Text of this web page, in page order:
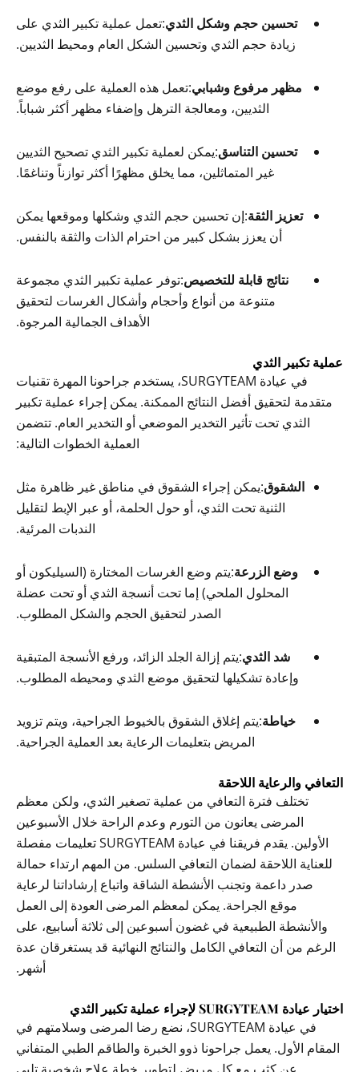
تحسين حجم وشكل الثدي:تعمل عملية تكبير الثدي على
زيادة حجم الثدي وتحسين الشكل العام ومحيط الثديين.
مظهر مرفوع وشبابي:تعمل هذه العملية على رفع موضع
الثديين، ومعالجة الترهل وإضفاء مظهر أكثر شباباً.
تحسين التناسق:يمكن لعملية تكبير الثدي تصحيح الثديين
غير المتماثلين، مما يخلق مظهرًا أكثر توازناً وتناغمًا.
تعزيز الثقة:إن تحسين حجم الثدي وشكلها وموقعها يمكن
أن يعزز بشكل كبير من احترام الذات والثقة بالنفس.
نتائج قابلة للتخصيص:توفر عملية تكبير الثدي مجموعة
متنوعة من أنواع وأحجام وأشكال الغرسات لتحقيق
الأهداف الجمالية المرجوة.
عملية تكبير الثدي
في عيادة SURGYTEAM، يستخدم جراحونا المهرة تقنيات
متقدمة لتحقيق أفضل النتائج الممكنة. يمكن إجراء عملية تكبير
الثدي تحت تأثير التخدير الموضعي أو التخدير العام. تتضمن
العملية الخطوات التالية:
الشقوق:يمكن إجراء الشقوق في مناطق غير ظاهرة مثل
الثنية تحت الثدي، أو حول الحلمة، أو عبر الإبط لتقليل
الندبات المرئية.
وضع الزرعة:يتم وضع الغرسات المختارة (السيليكون أو
المحلول الملحي) إما تحت أنسجة الثدي أو تحت عضلة
الصدر لتحقيق الحجم والشكل المطلوب.
شد الثدي:يتم إزالة الجلد الزائد، ورفع الأنسجة المتبقية
وإعادة تشكيلها لتحقيق موضع الثدي ومحيطه المطلوب.
خياطة:يتم إغلاق الشقوق بالخيوط الجراحية، ويتم تزويد
المريض بتعليمات الرعاية بعد العملية الجراحية.
التعافي والرعاية اللاحقة
تختلف فترة التعافي من عملية تصغير الثدي، ولكن معظم
المرضى يعانون من التورم وعدم الراحة خلال الأسبوعين
الأولين. يقدم فريقنا في عيادة SURGYTEAM تعليمات مفصلة
للعناية اللاحقة لضمان التعافي السلس. من المهم ارتداء حمالة
صدر داعمة وتجنب الأنشطة الشاقة واتباع إرشاداتنا لرعاية
موقع الجراحة. يمكن لمعظم المرضى العودة إلى العمل
والأنشطة الطبيعية في غضون أسبوعين إلى ثلاثة أسابيع، على
الرغم من أن التعافي الكامل والنتائج النهائية قد يستغرقان عدة
أشهر.
اختيار عيادة SURGYTEAM لإجراء عملية تكبير الثدي
في عيادة SURGYTEAM، نضع رضا المرضى وسلامتهم في
المقام الأول. يعمل جراحونا ذوو الخبرة والطاقم الطبي المتفاني